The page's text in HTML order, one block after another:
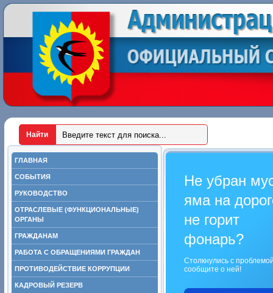
ГЛАВНАЯ
СОБЫТИЯ
РУКОВОДСТВО
ОТРАСЛЕВЫЕ (ФУНКЦИОНАЛЬНЫЕ)
ОРГАНЫ
ГРАЖДАНАМ
РАБОТА С ОБРАЩЕНИЯМИ ГРАЖДАН
ПРОТИВОДЕЙСТВИЕ КОРРУПЦИИ
КАДРОВЫЙ РЕЗЕРВ
Не убран
яма на
не горит
фонарь?
Столкнулись с
сообщите о ней!